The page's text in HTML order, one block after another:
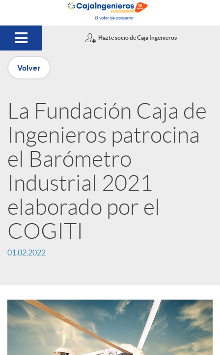
Saltar al contenido principal
Hazte socio de Caja Ingenieros
u
b
l
i
c
d
o
Volver
La Fundación Caja de
Ingenieros patrocina
el Barómetro
Industrial 2021
elaborado por el
COGITI
01.02.2022